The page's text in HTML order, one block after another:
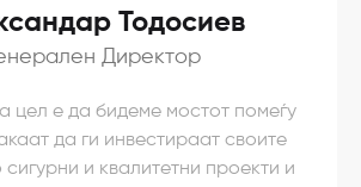
Тодосиев
Директор
цел е да бидеме мостот помеѓу
да ги инвестираат своите
и квалитетни проекти и